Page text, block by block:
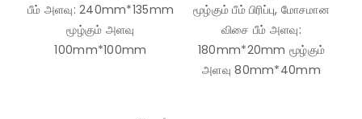
பீம் அளவு: 240mm*135mm
மூழ்கும் அளவு
100mm*100mm
மூழ்கும் பீம் பிரிப்பு, மோசமான
விசை பீம் அளவு:
180mm*20mm மூழ்கும்
அளவு 80mm*40mm